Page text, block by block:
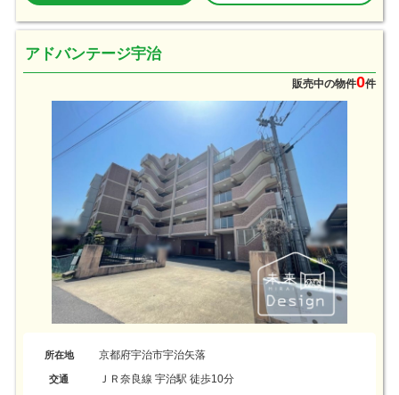
アドバンテージ宇治
販売中の物件0件
所在地 京都府宇治市宇治矢落
交通 ＪＲ奈良線 宇治駅 徒歩10分